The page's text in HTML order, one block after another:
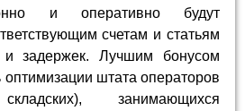
и оперативно будут
счетам и статьям
задержек. Лучшим бонусом
оптимизации штата операторов
занимающихся